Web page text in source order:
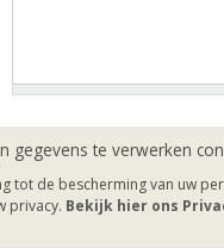
te verwerken
tot de bescherming van uw
privacy. Bekijk hier ons